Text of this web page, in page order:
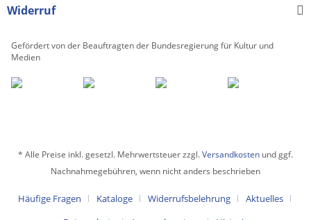
Widerruf
Gefördert von der Beauftragten der Bundesregierung für Kultur und
Medien
* Alle Preise inkl. gesetzl. Mehrwertsteuer zzgl.Versandkosten und ggf.
Nachnahmegebühren, wenn nicht anders beschrieben
Häufige Fragen Kataloge Widerrufsbelehrung
Aktuelles